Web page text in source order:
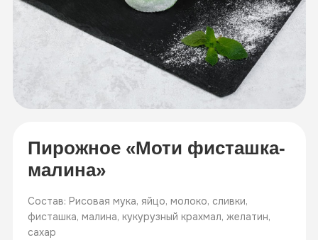
Пирожное «Моти фисташка-
малина»
Состав: Рисовая мука, яйцо, молоко, сливки,
фисташка, малина, кукурузный крахмал, желатин,
сахар